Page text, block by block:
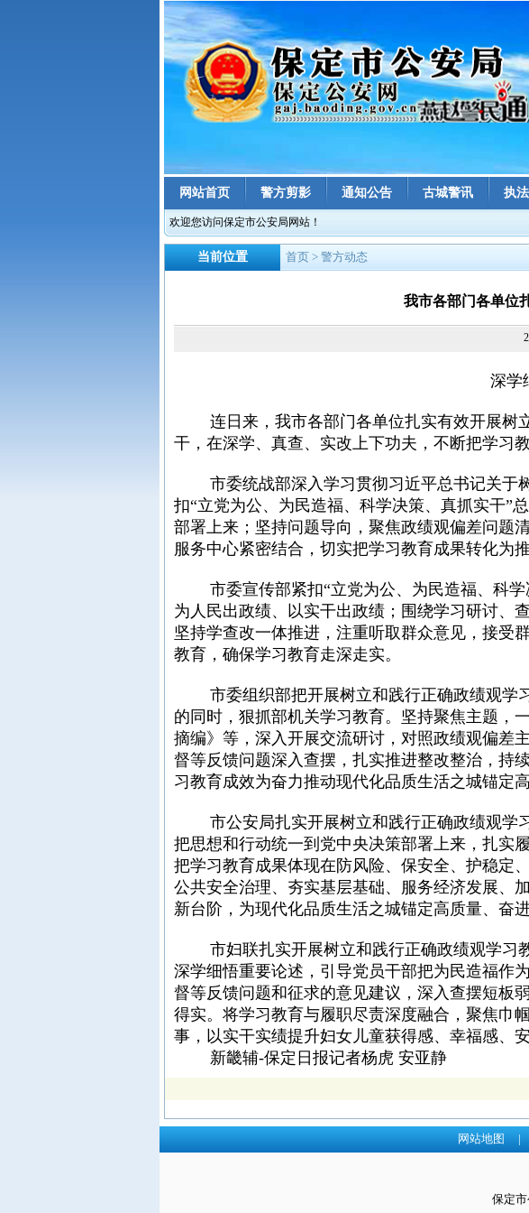
网站首页 警方剪影 通知公告 古城警讯 执
欢迎您访问保定市公安局网站！
当前位置 首页 > 警方动态
我市各部门各单位
深学
连日来，我市各部门各单位扎实有效开展树立
干，在深学、真查、实改上下功夫，不断把学习
市委统战部深入学习贯彻习近平总书记关于
扣“立党为公、为民造福、科学决策、真抓实干”
部署上来；坚持问题导向，聚焦政绩观偏差问题
服务中心紧密结合，切实把学习教育成果转化为
市委宣传部紧扣“立党为公、为民造福、科学
为人民出政绩、以实干出政绩；围绕学习研讨、
坚持学查改一体推进，注重听取群众意见，接受
教育，确保学习教育走深走实。
市委组织部把开展树立和践行正确政绩观学
的同时，狠抓部机关学习教育。坚持聚焦主题，
摘编》等，深入开展交流研讨，对照政绩观偏差
督等反馈问题深入查摆，扎实推进整改整治，持
习教育成效为奋力推动现代化品质生活之城锚定
市公安局扎实开展树立和践行正确政绩观学习
把思想和行动统一到党中央决策部署上来，扎实
把学习教育成果体现在防风险、保安全、护稳定
公共安全治理、夯实基层基础、服务经济发展、
新台阶，为现代化品质生活之城锚定高质量、奋
市妇联扎实开展树立和践行正确政绩观学习
深学细悟重要论述，引导党员干部把为民造福作
督等反馈问题和征求的意见建议，深入查摆短板
得实。将学习教育与履职尽责深度融合，聚焦巾
事，以实干实绩提升妇女儿童获得感、幸福感、
新畿辅-保定日报记者杨虎 安亚静
网站地图 |
保定